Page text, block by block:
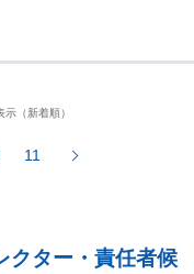
（新着順）
11
クター・責任者候